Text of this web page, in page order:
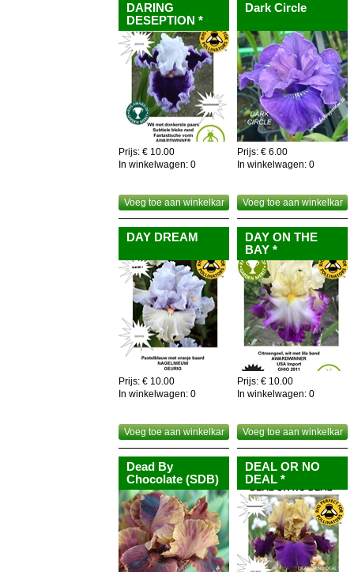
DARING
DESEPTION *
Prijs: € 10.00
In winkelwagen: 0
Voeg toe aan winkelkar
Dark Circle
Prijs: € 6.00
In winkelwagen: 0
Voeg toe aan winkelkar
DAY DREAM
Prijs: € 10.00
In winkelwagen: 0
Voeg toe aan winkelkar
DAY ON THE
BAY *
Prijs: € 10.00
In winkelwagen: 0
Voeg toe aan winkelkar
Dead By
Chocolate (SDB)
DEAL OR NO
DEAL *